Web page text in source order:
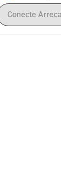
Conecte